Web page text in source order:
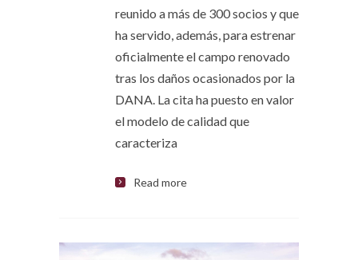
reunido a más de 300 socios y que
ha servido, además, para estrenar
oficialmente el campo renovado
tras los daños ocasionados por la
DANA. La cita ha puesto en valor
el modelo de calidad que
caracteriza
Read more